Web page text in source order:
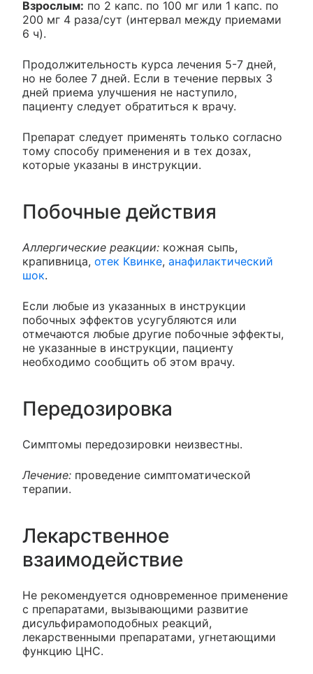
Взрослым: по 2 капс. по 100 мг или 1 капс. по
200 мг 4 раза/сут (интервал между приемами
6 ч).
Продолжительность курса лечения 5-7 дней,
но не более 7 дней. Если в течение первых 3
дней приема улучшения не наступило,
пациенту следует обратиться к врачу.
Препарат следует применять только согласно
тому способу применения и в тех дозах,
которые указаны в инструкции.
Побочные действия
Аллергические реакции: кожная сыпь,
крапивница, отек Квинке, анафилактический
шок.
Если любые из указанных в инструкции
побочных эффектов усугубляются или
отмечаются любые другие побочные эффекты,
не указанные в инструкции, пациенту
необходимо сообщить об этом врачу.
Передозировка
Симптомы передозировки неизвестны.
Лечение: проведение симптоматической
терапии.
Лекарственное
взаимодействие
Не рекомендуется одновременное применение
с препаратами, вызывающими развитие
дисульфирамоподобных реакций,
лекарственными препаратами, угнетающими
функцию ЦНС.